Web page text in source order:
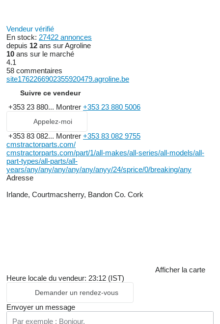
Vendeur vérifié
En stock: 27422 annonces
depuis 12 ans sur Agroline
10 ans sur le marché
4.1
58 commentaires
site1762266902355920479.agroline.be
Suivre ce vendeur
+353 23 880... Montrer +353 23 880 5006
Appelez-moi
+353 83 082... Montrer +353 83 082 9755
cmstractorparts.com/
cmstractorparts.com/part/1/all-makes/all-series/all-models/all-
part-types/all-parts/all-
years/any/any/any/any/any/anyy/24/sprice/0/breaking/any
Adresse
Irlande, Courtmacsherry, Bandon Co. Cork
Afficher la carte
Heure locale du vendeur: 23:12 (IST)
Demander un rendez-vous
Envoyer un message